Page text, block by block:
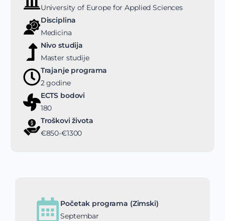
University of Europe for Applied Sciences
Disciplina
Medicina
Nivo studija
Master studije
Trajanje programa
2 godine
ECTS bodovi
180
Troškovi života
€850-€1300
Početak programa (Zimski)
Septembar